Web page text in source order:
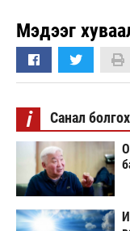
Мэдээг
i Санал болгох